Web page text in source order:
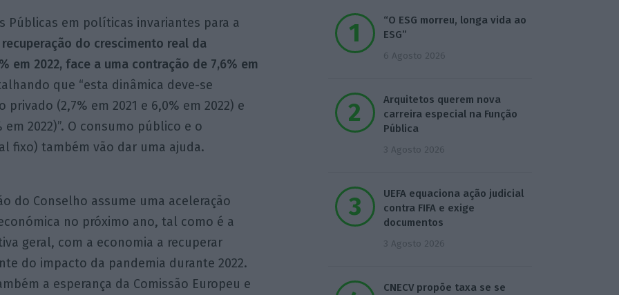
Públicas em políticas invariantes para a
recuperação do crescimento real da
em 2022, face a uma contração de 7,6% em
que “esta dinâmica deve-se
(2,7% em 2021 e 6,0% em 2022) e
em 2022)”. O consumo público e o
fixo) também vão dar uma ajuda.
do Conselho assume uma aceleração
no próximo ano, tal como é a
geral, com a economia a recuperar
do impacto da pandemia durante 2022.
a esperança da Comissão Europeu e
“O ESG morreu, longa vida ao
ESG”
6 Agosto 2026
Arquitetos querem nova
carreira especial na Função
Pública
3 Agosto 2026
UEFA equaciona ação judicial
contra FIFA e exige
documentos
3 Agosto 2026
CNECV propõe taxa se se